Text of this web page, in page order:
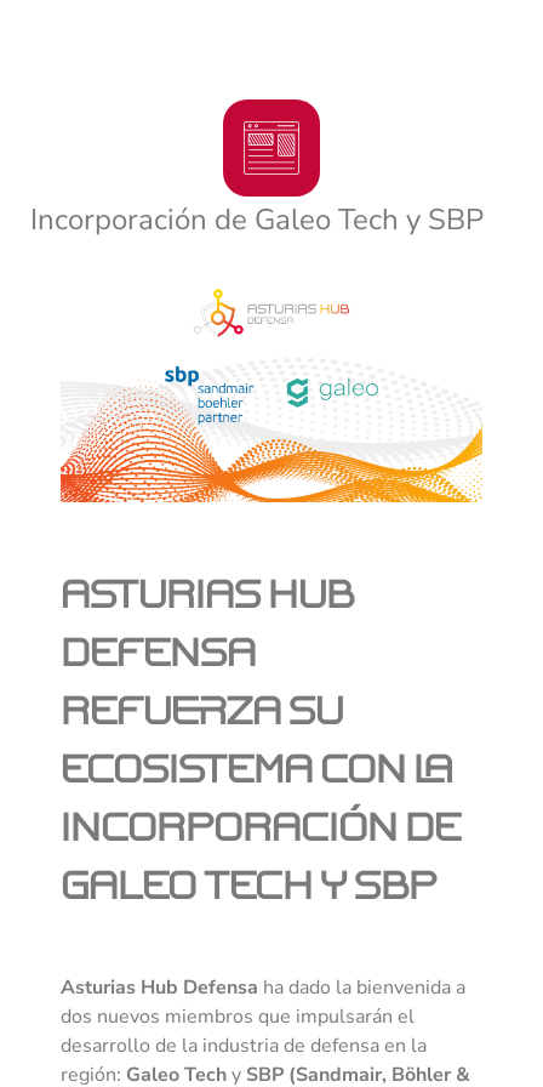
Incorporación de Galeo Tech y SBP
Asturias Hub
Defensa
refuerza su
ecosistema con la
incorporación de
Galeo Tech y SBP
Asturias Hub Defensa ha dado la bienvenida a
dos nuevos miembros que impulsarán el
desarrollo de la industria de defensa en la
región: Galeo Techy SBP (Sandmair, Böhler &